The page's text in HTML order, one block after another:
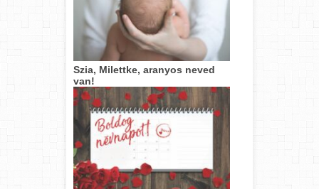
Szia, Milettke, aranyos neved
van!